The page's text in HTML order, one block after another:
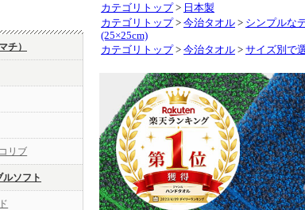
チ）
リブ
ルソフト
カテゴリトップ > 日本製
カテゴリトップ > 今治タオル > シンプルな
(25×25cm)
カテゴリトップ > 今治タオル > サイズ別で